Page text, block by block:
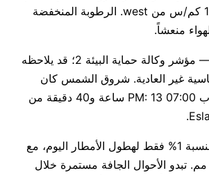
ثابت يهب بسرعة 13 كم/س من west. الرطوبة المنخفضة
الهواء معتدل اليوم — مؤشر وكالة حماية البيئة 2؛ قد يلاحظه
غير العادية. شروق الشمس كان
05:20 AM، والغروب 07:00 PM: 13 ساعة و40 دقيقة من
هناك فرصة ضئيلة بنسبة 1% فقط لهطول الأمطار اليوم، مع
توقع ما يصل إلى 0 مم. تبدو الأحوال الجافة مستمرة خلال